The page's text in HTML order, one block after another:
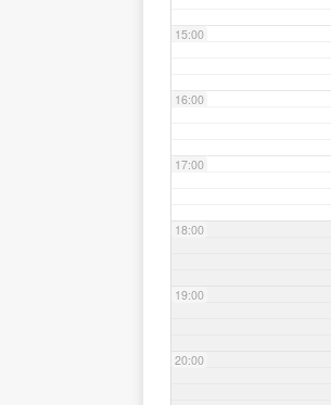
15:00
16:00
17:00
18:00
19:00
20:00